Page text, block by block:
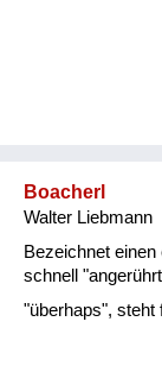
Boacherl
Walter Liebmann
Bezeichnet
schnell
"überhaps", steht